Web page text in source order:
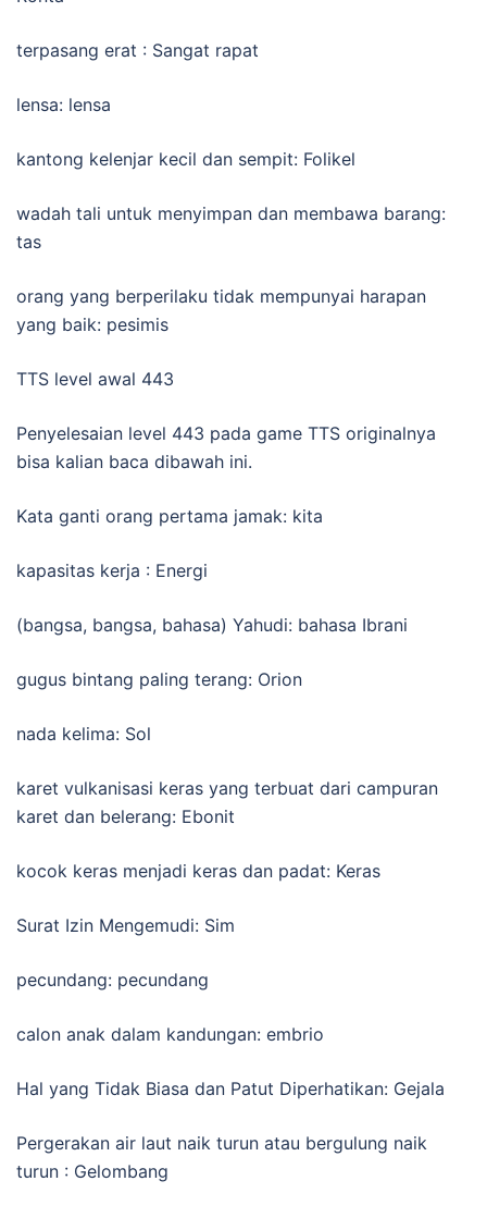
terpasang erat : Sangat rapat
lensa: lensa
kantong kelenjar kecil dan sempit: Folikel
wadah tali untuk menyimpan dan membawa barang:
tas
orang yang berperilaku tidak mempunyai harapan
yang baik: pesimis
TTS level awal 443
Penyelesaian level 443 pada game TTS originalnya
bisa kalian baca dibawah ini.
Kata ganti orang pertama jamak: kita
kapasitas kerja : Energi
(bangsa, bangsa, bahasa) Yahudi: bahasa Ibrani
gugus bintang paling terang: Orion
nada kelima: Sol
karet vulkanisasi keras yang terbuat dari campuran
karet dan belerang: Ebonit
kocok keras menjadi keras dan padat: Keras
Surat Izin Mengemudi: Sim
pecundang: pecundang
calon anak dalam kandungan: embrio
Hal yang Tidak Biasa dan Patut Diperhatikan: Gejala
Pergerakan air laut naik turun atau bergulung naik
turun : Gelombang